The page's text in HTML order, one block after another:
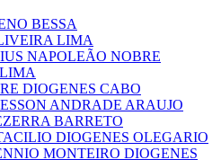
BESSA
LIMA
NAPOLEÃO NOBRE
DIOGENES CABO
ANDRADE ARAUJO
BARRETO
DIOGENES OLEGARIO
MONTEIRO DIOGENES